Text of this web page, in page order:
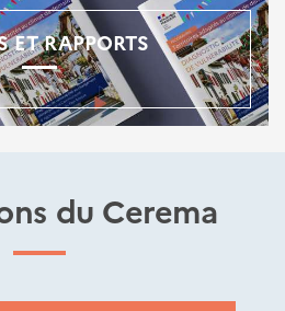
ET RAPPORTS
du Cerema